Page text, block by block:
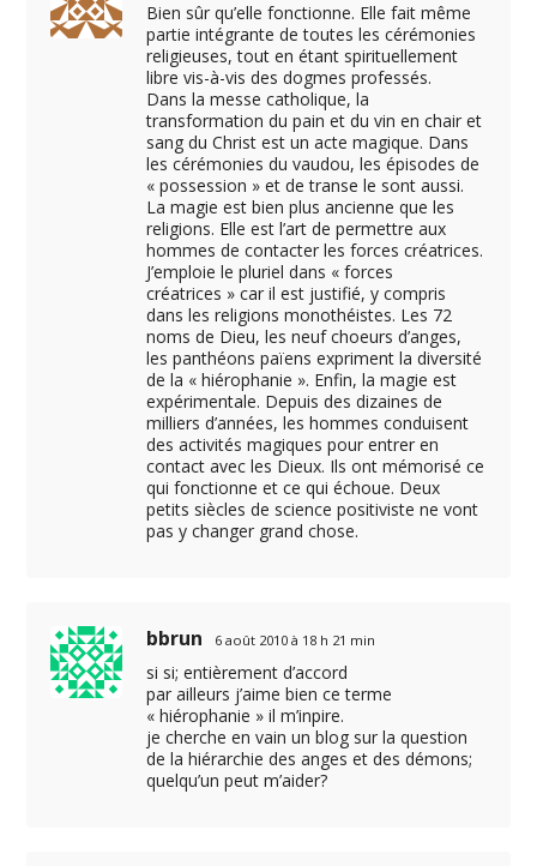
Bien sûr qu’elle fonctionne. Elle fait même
partie intégrante de toutes les cérémonies
religieuses, tout en étant spirituellement
libre vis-à-vis des dogmes professés.
Dans la messe catholique, la
transformation du pain et du vin en chair et
sang du Christ est un acte magique. Dans
les cérémonies du vaudou, les épisodes de
« possession » et de transe le sont aussi.
La magie est bien plus ancienne que les
religions. Elle est l’art de permettre aux
hommes de contacter les forces créatrices.
J’emploie le pluriel dans « forces
créatrices » car il est justifié, y compris
dans les religions monothéistes. Les 72
noms de Dieu, les neuf choeurs d’anges,
les panthéons païens expriment la diversité
de la « hiérophanie ». Enfin, la magie est
expérimentale. Depuis des dizaines de
milliers d’années, les hommes conduisent
des activités magiques pour entrer en
contact avec les Dieux. Ils ont mémorisé ce
qui fonctionne et ce qui échoue. Deux
petits siècles de science positiviste ne vont
pas y changer grand chose.
bbrun 6 août 2010 à 18 h 21 min
si si; entièrement d’accord
par ailleurs j’aime bien ce terme
« hiérophanie » il m’inpire.
je cherche en vain un blog sur la question
de la hiérarchie des anges et des démons;
quelqu’un peut m’aider?